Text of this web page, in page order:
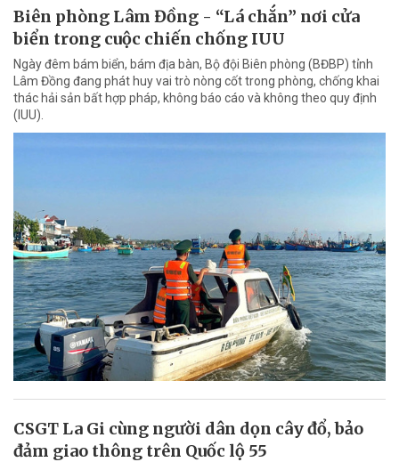
Biên phòng Lâm Đồng - “Lá chắn” nơi cửa
biển trong cuộc chiến chống IUU
Ngày đêm bám biển, bám địa bàn, Bộ đội Biên phòng (BĐBP) tỉnh
Lâm Đồng đang phát huy vai trò nòng cốt trong phòng, chống khai
thác hải sản bất hợp pháp, không báo cáo và không theo quy định
(IUU).
CSGT La Gi cùng người dân dọn cây đổ, bảo
đảm giao thông trên Quốc lộ 55